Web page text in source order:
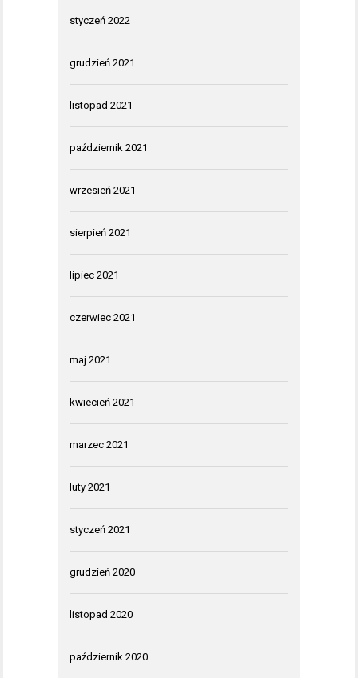
styczeń 2022
grudzień 2021
listopad 2021
październik 2021
wrzesień 2021
sierpień 2021
lipiec 2021
czerwiec 2021
maj 2021
kwiecień 2021
marzec 2021
luty 2021
styczeń 2021
grudzień 2020
listopad 2020
październik 2020